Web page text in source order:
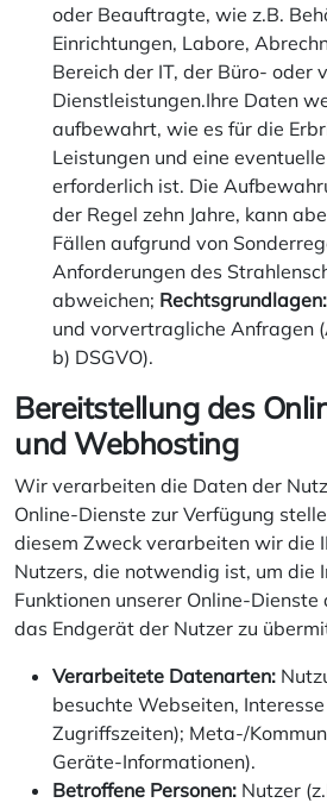
oder Beauftragte, wie z.B.
Einrichtungen, Labore,
Bereich der IT, der Büro- oder
Dienstleistungen.Ihre Daten
aufbewahrt, wie es für die
Leistungen und eine
erforderlich ist. Die
der Regel zehn Jahre, kann
Fällen aufgrund von
Anforderungen des
abweichen; Rechtsgrundlagen:
und vorvertragliche Anfragen
b) DSGVO).
Bereitstellung des
und Webhosting
Wir verarbeiten die Daten der
Online-Dienste zur Verfügung
diesem Zweck verarbeiten wir die
Nutzers, die notwendig ist, um die
Funktionen unserer Online-
das Endgerät der Nutzer zu
Verarbeitete Datenarten:
besuchte Webseiten,
Zugriffszeiten); Meta-/
Geräte-Informationen).
Betroffene Personen: Nutzer